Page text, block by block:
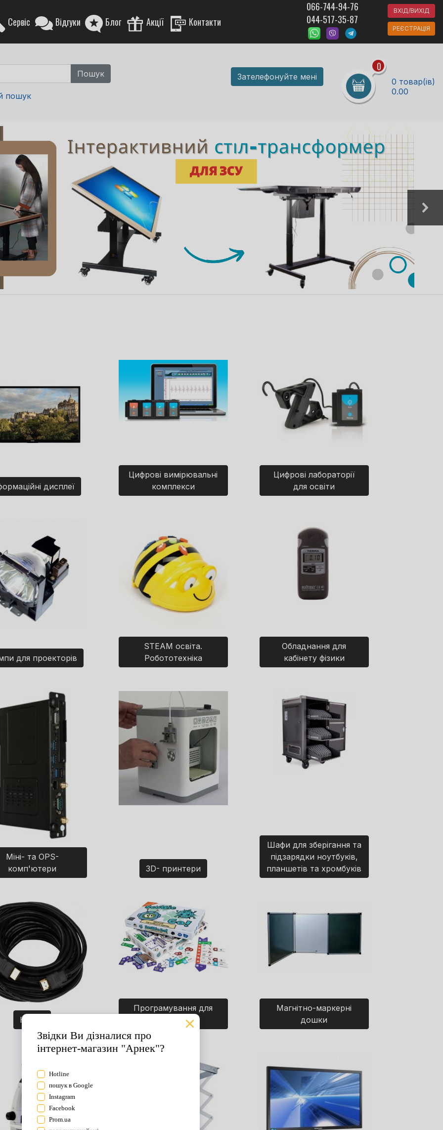
Сервіс Відгуки Блог Акції Контакти
066-744-94-76
044-517-35-87
ВХІД/ВИХІД
РЕЄСТРАЦІЯ
пошук
Зателефонуйте мені
0
0 товар(ів)
0.00
дисплеї
Цифрові вимірювальні
комплекси
Цифрові лабораторії
для освіти
для проекторів
STEAM освіта.
Робототехніка
Обладнання для
кабінету фізики
Міні- та OPS-
комп'ютери
3D- принтери
Шафи для зберігання та
підзарядки ноутбуків,
планшетів та хромбуків
Кабелі
Програмування для
дітей. Ігри.
Магнітно-маркерні
дошки